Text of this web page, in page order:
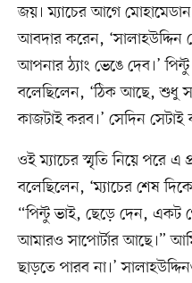
জয়। ম্যাচের আগে
আবদার করেন, ‘সালাহউদ্দিন
আপনার ঠ্যাং ভেঙে দেব।’
বলেছিলেন, ‘ঠিক আছে, শুধু
কাজটাই করব।’ সেদিন সেটাই
ওই ম্যাচের স্মৃতি নিয়ে পরে এ
বলেছিলেন, ‘ম্যাচের শেষ
“পিন্টু ভাই, ছেড়ে দেন, একট
আমারও সাপোর্টার আছে।”
ছাড়তে পারব না।’